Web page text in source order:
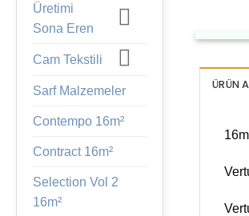
Üretimi
Sona Eren
Cam Tekstili
Sarf Malzemeler
Contempo 16m²
Contract 16m²
Selection Vol 2
16m²
ÜRÜN